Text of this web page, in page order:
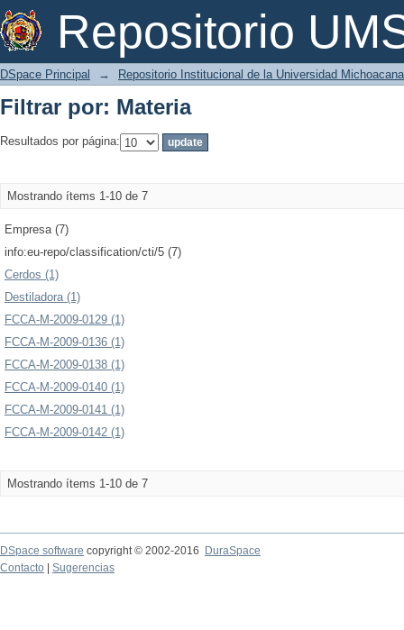
Repositorio
Filtrar por: Materia
DSpace Principal → Repositorio Institucional de la Universidad
Filtrar por: Materia
Resultados por página:
Mostrando ítems 1-10 de 7
Empresa (7)
info:eu-repo/classification/cti/5 (7)
Cerdos (1)
Destiladora (1)
FCCA-M-2009-0129 (1)
FCCA-M-2009-0136 (1)
FCCA-M-2009-0138 (1)
FCCA-M-2009-0140 (1)
FCCA-M-2009-0141 (1)
FCCA-M-2009-0142 (1)
Mostrando ítems 1-10 de 7
DSpace software copyright © 2002-2016
DuraSpace
Contacto
Sugerencias